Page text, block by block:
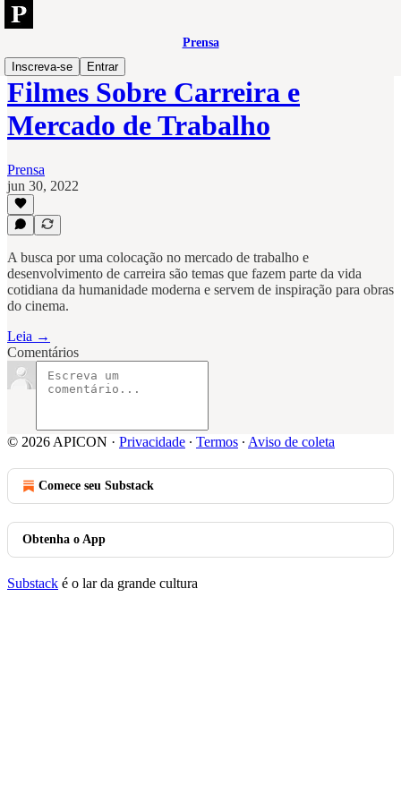
Prensa
Inscreva-se
Entrar
Filmes Sobre Carreira e
Mercado de Trabalho
Prensa
jun 30, 2022
A busca por uma colocação no mercado de trabalho e
desenvolvimento de carreira são temas que fazem parte da vida
cotidiana da humanidade moderna e servem de inspiração para obras
do cinema.
Leia →
Comentários
© 2026 APICON · Privacidade ∙ Termos ∙ Aviso de coleta
Comece seu Substack
Obtenha o App
Substack é o lar da grande cultura